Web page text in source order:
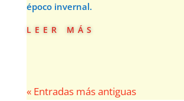
époco invernal.
leer más
« Entradas más antiguas